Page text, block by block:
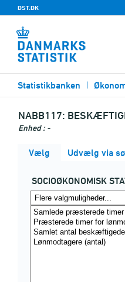
DST.DK
Statistikbanken
NABB117:
Enhed : -
Vælg Udvælg via
SOCIOØKONOMISK